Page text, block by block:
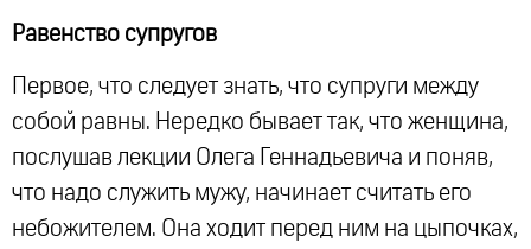
Равенство супругов
Первое, что следует знать, что супруги между
собой равны. Нередко бывает так, что женщина,
послушав лекции Олега Геннадьевича и поняв,
что надо служить мужу, начинает считать его
небожителем. Она ходит перед ним на цыпочках,